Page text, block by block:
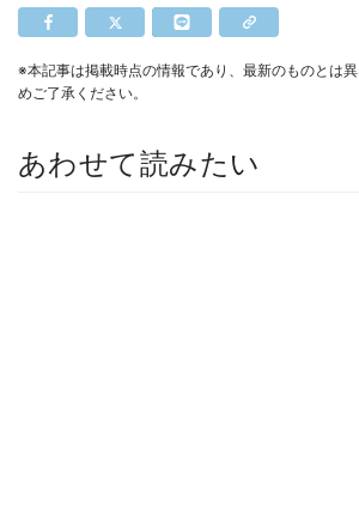
※本記事は掲載時点の情報であり、最新のものとは
めご了承ください。
あわせて読みたい